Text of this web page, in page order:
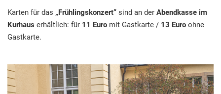
Karten für das „Frühlingskonzert“ sind an der Abendkasse im
Kurhaus erhältlich: für 11 Euro mit Gastkarte / 13 Euro ohne
Gastkarte.